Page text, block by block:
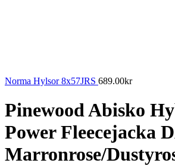
Norma Hylsor 8x57JRS 689.00kr
Pinewood Abisko
Power Fleecejacka
Marronrose/